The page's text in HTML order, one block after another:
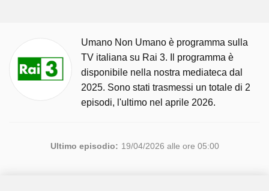
Umano Non Umano è programma sulla
TV italiana su Rai 3. Il programma è
disponibile nella nostra mediateca dal
2025. Sono stati trasmessi un totale di 2
episodi, l'ultimo nel aprile 2026.
Ultimo episodio: 19/04/2026 alle ore 05:00